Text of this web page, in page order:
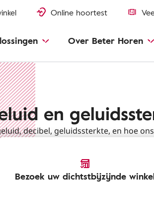
Online hoortest
Over Beter Horen
en
decibel, geluidssterkte, en hoe
Bezoek uw dichtstbijzijnde